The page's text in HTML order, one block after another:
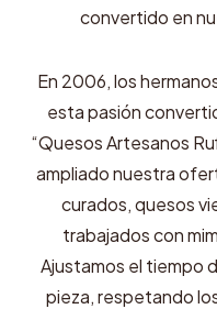
convertido en
En 2006, los
esta pasión
“Quesos Artesanos
ampliado nuestra
curados, quesos
trabajados con
Ajustamos el tiempo
pieza, respetando